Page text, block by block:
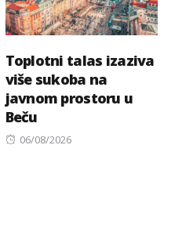
Toplotni talas izaziva
više sukoba na
javnom prostoru u
Beču
Posted
06/08/2026